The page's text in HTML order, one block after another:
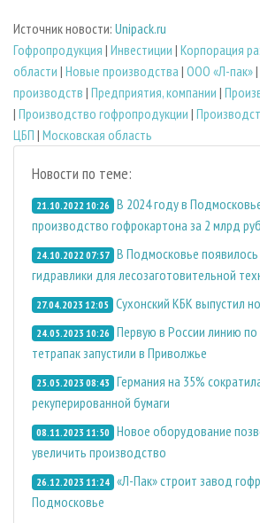
Источник новости: Unipack.ru
Гофропродукция | Инвестиции | Корпорация
области | Новые производства | ООО «Л-пак»|
производств | Предприятия, компании |
| Производство гофропродукции |
ЦБП | Московская область
Новости по теме:
21.10.2022 10:26 В 2024 году в
производство гофрокартона за 2 млрд
24.10.2022 07:57 В Подмосковье
гидравлики для лесозаготовительной
27.04.2023 12:05 Сухонский КБК выпустил
24.05.2023 10:26 Первую в России линию
тетрапак запустили в Приволжье
25.05.2023 08:43 Германия на 35%
рекуперированной бумаги
08.11.2023 11:50 Новое оборудование
увеличить производство
26.12.2023 11:24 «Л-Пак» строит завод
Подмосковье